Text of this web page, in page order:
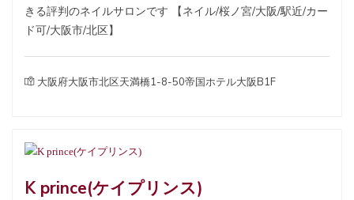
きる評判のネイルサロンです 【ネイル/桜ノ宮/大阪/駅近/カー
ド可/大阪市/北区】
大阪府大阪市北区天満橋1-8-50帝国ホテル大阪B1F
K prince(ケイプリンス)